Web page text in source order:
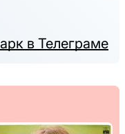
в Телеграме